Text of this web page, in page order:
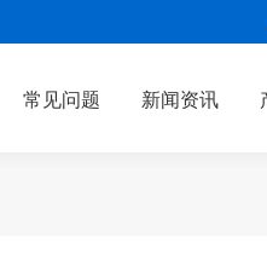
常见问题 新闻资讯